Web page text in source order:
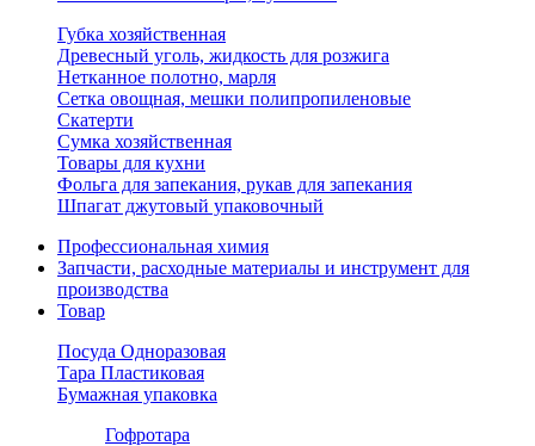
Губка хозяйственная
Древесный уголь, жидкость для розжига
Нетканное полотно, марля
Сетка овощная, мешки полипропиленовые
Скатерти
Сумка хозяйственная
Товары для кухни
Фольга для запекания, рукав для запекания
Шпагат джутовый упаковочный
Профессиональная химия
Запчасти, расходные материалы и инструмент для
производства
Товар
Посуда Одноразовая
Тара Пластиковая
Бумажная упаковка
Гофротара